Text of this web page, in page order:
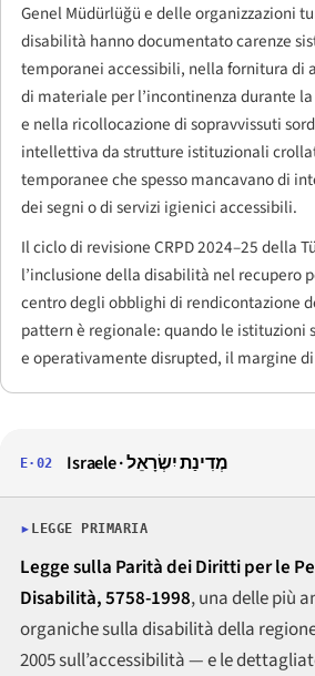
Genel Müdürlüğü e delle organizzazioni
disabilità hanno documentato carenze
temporanei accessibili, nella fornitura di
di materiale per l’incontinenza durante
e nella ricollocazione di sopravvissuti
intellettiva da strutture istituzionali
temporanee che spesso mancavano di
dei segni o di servizi igienici accessibili.
Il ciclo di revisione CRPD 2024–25 della
l’inclusione della disabilità nel recupero
centro degli obblighi di rendicontazione
pattern è regionale: quando le istituzioni
e operativamente disrupted, il margine
E·02 Israele · מְדִינַת יִשְׂרָאֵל
LEGGE PRIMARIA
Legge sulla Parità dei Diritti per le
Disabilità, 5758-1998, una delle più
organiche sulla disabilità della
2005 sull’accessibilità — e le